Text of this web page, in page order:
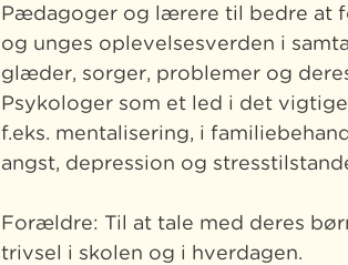
Pædagoger og lærere til bedre at
og unges oplevelsesverden i
glæder, sorger, problemer og
Psykologer som et led i det
f.eks. mentalisering, i
angst, depression og
Forældre: Til at tale med deres
trivsel i skolen og i hverdagen.